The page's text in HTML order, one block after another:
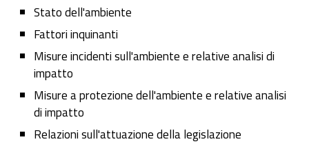
Stato dell'ambiente
Fattori inquinanti
Misure incidenti sull'ambiente e relative analisi di
impatto
Misure a protezione dell'ambiente e relative analisi
di impatto
Relazioni sull'attuazione della legislazione